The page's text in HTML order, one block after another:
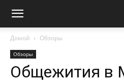
Домой Обзоры
Обзоры
Общежития в